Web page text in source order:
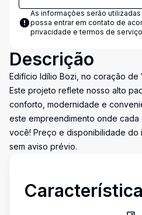
As informações serão
possa entrar em contato de
privacidade e termos de serviço
Descrição
Edifício Idílio Bozi, no coração de
Este projeto reflete nosso alto
conforto, modernidade e
este empreendimento onde
você! Preço e disponibilidade do
sem aviso prévio.